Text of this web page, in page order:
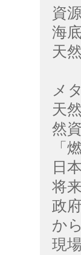
資
海
天
メ
天
然
「
日
将
政
か
現